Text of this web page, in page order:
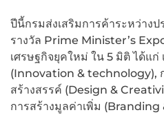
ปีนี้กรมส่งเสริมการค้าระหว่าง
รางวัล Prime Minister’s
เศรษฐกิจยุคใหม่ ใน 5 มิติ ได้แ
(Innovation & technology),
สร้างสรรค์ (Design &
การสร้างมูลค่าเพิ่ม